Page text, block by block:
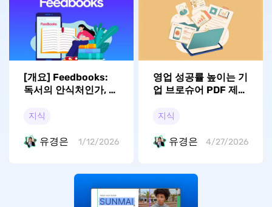
[개요] Feedbooks:
독서의 안식처인가, 새
지식
유경은 1/12/2026
영업 성공률 높이는 기
업 브로슈어 PDF 제작
지식
유경은 4/27/2026